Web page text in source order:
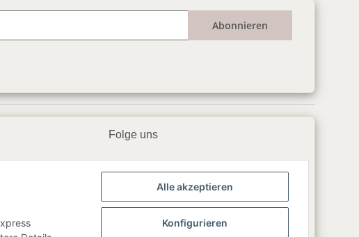
Abonnieren
Folge uns
▶️ YouTube
📸 Instagram
Alle akzeptieren
Konfigurieren